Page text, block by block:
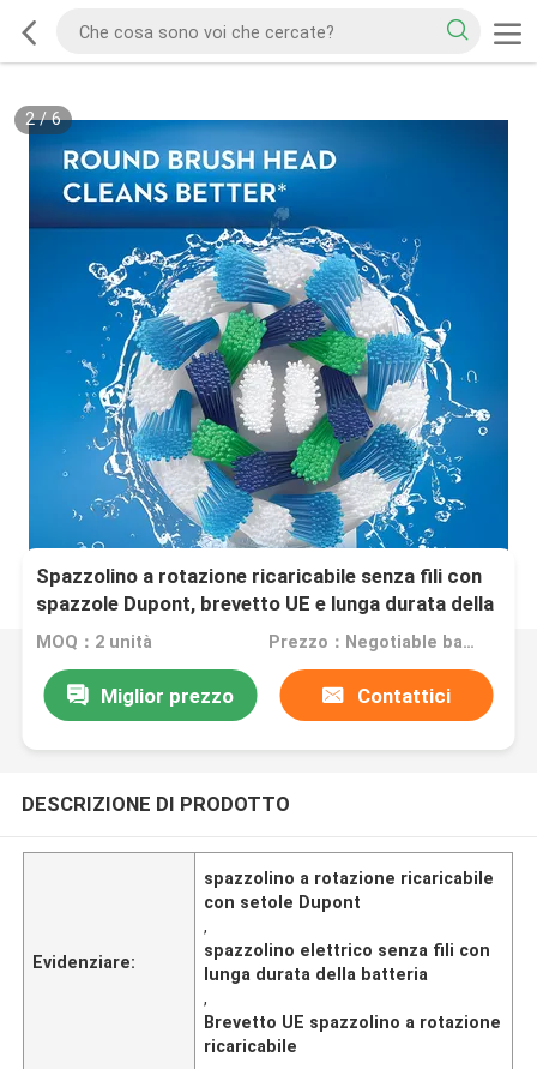
2/6
Spazzolino a rotazione ricaricabile senza fili con
spazzole Dupont, brevetto UE e lunga durata della
batteria
MOQ：2 unità Prezzo：Negotiable based on order lot quantity
Miglior prezzo Contattici
DESCRIZIONE DI PRODOTTO
Evidenziare:
spazzolino a rotazione ricaricabile
con setole Dupont
,
spazzolino elettrico senza fili con
lunga durata della batteria
,
Brevetto UE spazzolino a rotazione
ricaricabile